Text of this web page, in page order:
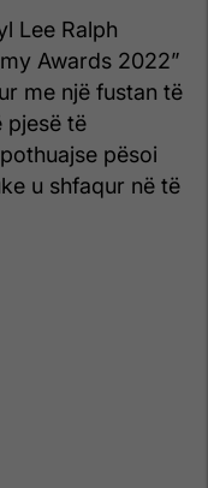
Lee Ralph
Awards 2022”
me një fustan të
pjesë të
pësoi
u shfaqur në të